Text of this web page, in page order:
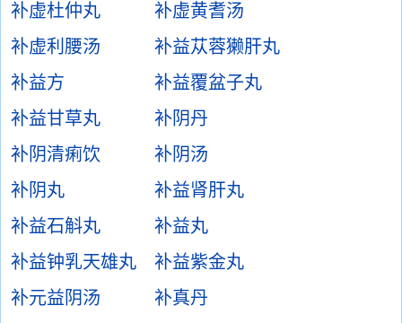
补虚杜仲丸
补虚黄耆汤
补虚利腰汤
补益苁蓉獭肝丸
补益方
补益覆盆子丸
补益甘草丸
补阴丹
补阴清痢饮
补阴汤
补阴丸
补益肾肝丸
补益石斛丸
补益丸
补益钟乳天雄丸
补益紫金丸
补元益阴汤
补真丹